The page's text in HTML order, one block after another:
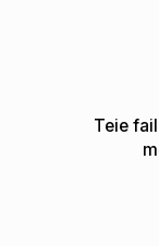
Teie